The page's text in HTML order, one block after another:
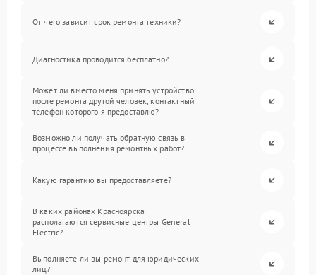
От чего зависит срок ремонта техники?
Диагностика проводится бесплатно?
Может ли вместо меня принять устройство
после ремонта другой человек, контактный
телефон которого я предоставлю?
Возможно ли получать обратную связь в
процессе выполнения ремонтных работ?
Какую гарантию вы предоставляете?
В каких районах Красноярска
располагаются сервисные центры General
Electric?
Выполняете ли вы ремонт для юридических
лиц?